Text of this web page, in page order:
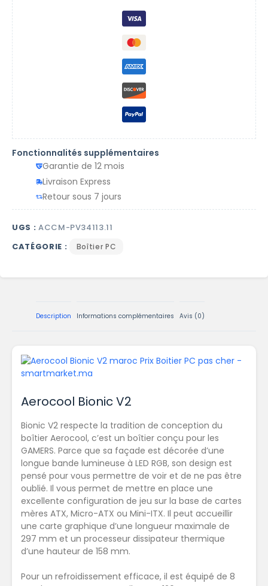
Fonctionnalités supplémentaires
Garantie de 12 mois
Livraison Express
Retour sous 7 jours
UGS : ACCM-PV34113.11
CATÉGORIE :
Boîtier PC
Description Informations complémentaires Avis (0)
Aerocool Bionic V2
Bionic V2 respecte la tradition de conception du
boîtier Aerocool, c’est un boîtier conçu pour les
GAMERS. Parce que sa façade est décorée d’une
longue bande lumineuse à LED RGB, son design est
pensé pour vous permettre de voir et de ne pas être
oublié. Il vous permet de mettre en place une
excellente configuration de jeu sur la base de cartes
mères ATX, Micro-ATX ou Mini-ITX. Il peut accueillir
une carte graphique d’une longueur maximale de
297 mm et un processeur dissipateur thermique
d’une hauteur de 158 mm.
Pour un refroidissement efficace, il est équipé de 8